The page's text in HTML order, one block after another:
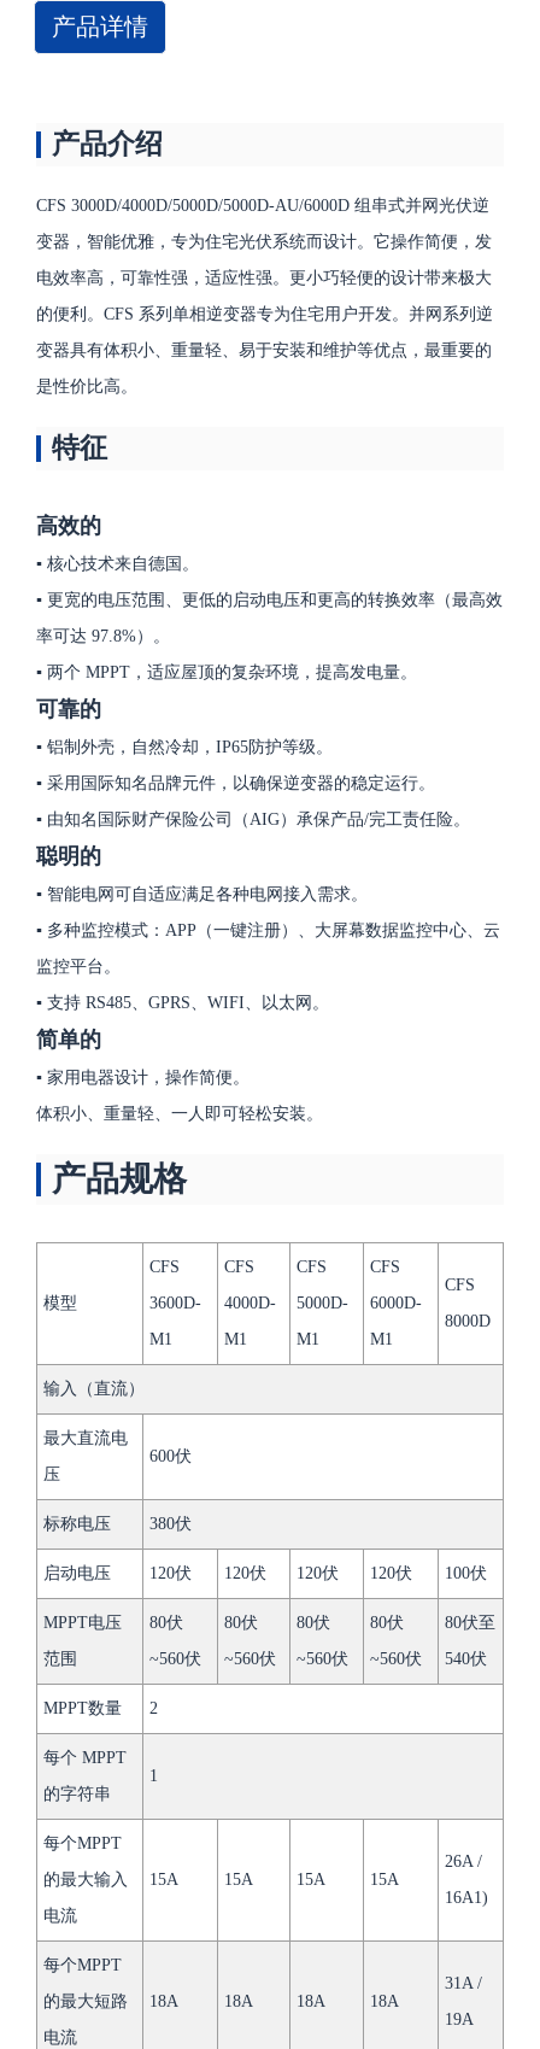
产品详情
产品介绍
CFS 3000D/4000D/5000D/5000D-AU/6000D 组串式并网光伏逆
变器，智能优雅，专为住宅光伏系统而设计。它操作简便，发
电效率高，可靠性强，适应性强。更小巧轻便的设计带来极大
的便利。CFS 系列单相逆变器专为住宅用户开发。并网系列逆
变器具有体积小、重量轻、易于安装和维护等优点，最重要的
是性价比高。
特征
高效的
▪ 核心技术来自德国。
▪ 更宽的电压范围、更低的启动电压和更高的转换效率（最高效
率可达 97.8%）。
▪ 两个 MPPT，适应屋顶的复杂环境，提高发电量。
可靠的
▪ 铝制外壳，自然冷却，IP65防护等级。
▪ 采用国际知名品牌元件，以确保逆变器的稳定运行。
▪ 由知名国际财产保险公司（AIG）承保产品/完工责任险。
聪明的
▪ 智能电网可自适应满足各种电网接入需求。
▪ 多种监控模式：APP（一键注册）、大屏幕数据监控中心、云
监控平台。
▪ 支持 RS485、GPRS、WIFI、以太网。
简单的
▪ 家用电器设计，操作简便。
体积小、重量轻、一人即可轻松安装。
产品规格
模型
CFS
3600D-
M1
CFS
4000D-
M1
CFS
5000D-
M1
CFS
6000D-
M1
CFS
8000D
输入（直流）
最大直流电
压
600伏
标称电压 380伏
启动电压 120伏 120伏 120伏 120伏 100伏
MPPT电压
范围
80伏
~560伏
80伏
~560伏
80伏
~560伏
80伏
~560伏
80伏至
540伏
MPPT数量 2
每个 MPPT
的字符串
1
每个MPPT
的最大输入
电流
15A 15A 15A 15A
26A /
16A1)
每个MPPT
的最大短路
电流
18A 18A 18A 18A
31A /
19A